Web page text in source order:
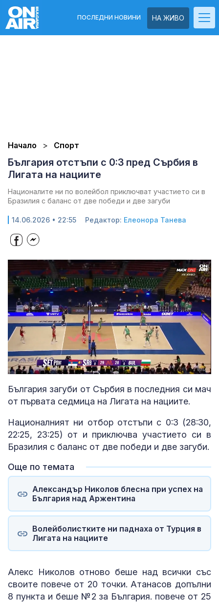
НА ЖИВО
ПОСЛЕДНИ НОВИНИ
Начало Спорт
България отстъпи с 0:3 пред Сърбия в
Лигата на нациите
Националите ни по волейбол приключват участието си в
Бразилия с баланс от две победи и две загуби
14.06.2026 • 22:55 Редактор: Елеонора Танева
Unmute Loaded:
48.61%
България загуби от Сърбия в последния си мач
от първата седмица на Лигата на нациите.
Националният ни отбор отстъпи с 0:3 (28:30,
22:25, 23:25) от и приключва участието си в
Бразилия с баланс от две победи и две загуби.
Още по темата
Александър Николов блесна при успех на
България над Аржентина
Волейболистките ни паднаха от Турция в
Лигата на нациите
Алекс Николов отново беше над всички със
своите повече от 20 точки. Атанасов допълни
8 пункта и беше №2 за България. повече от 25